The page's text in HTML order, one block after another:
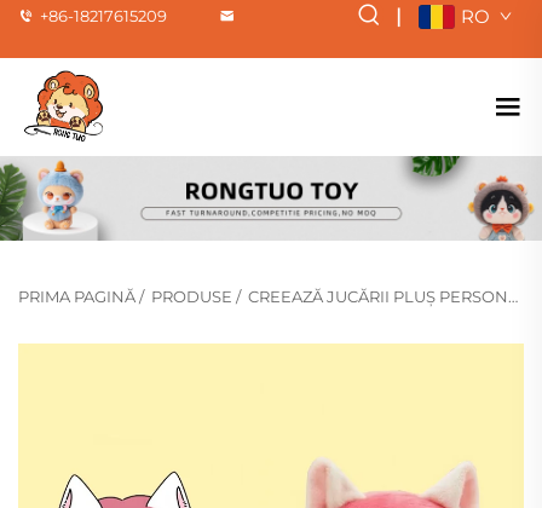
+86-18217615209 | RO
PRIMA PAGINĂ/ PRODUSE / CREEAZĂ JUCĂRII PLUȘ PERSONALIZATE (POPULARE)